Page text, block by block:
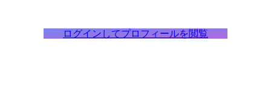
ログインしてプロフィールを閲覧